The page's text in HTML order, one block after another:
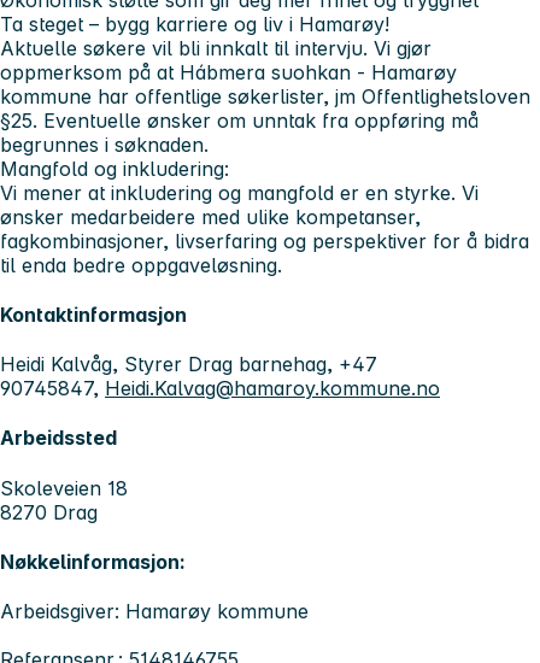
Ta steget – bygg karriere og liv i Hamarøy!
Aktuelle søkere vil bli innkalt til intervju. Vi gjør
oppmerksom på at Hábmera suohkan - Hamarøy
kommune har offentlige søkerlister, jm Offentlighetsloven
§25. Eventuelle ønsker om unntak fra oppføring må
begrunnes i søknaden.
Mangfold og inkludering:
Vi mener at inkludering og mangfold er en styrke. Vi
ønsker medarbeidere med ulike kompetanser,
fagkombinasjoner, livserfaring og perspektiver for å bidra
til enda bedre oppgaveløsning.
Kontaktinformasjon
Heidi Kalvåg, Styrer Drag barnehag, +47
90745847, Heidi.Kalvag@hamaroy.kommune.no
Arbeidssted
Skoleveien 18
8270 Drag
Nøkkelinformasjon:
Arbeidsgiver: Hamarøy kommune